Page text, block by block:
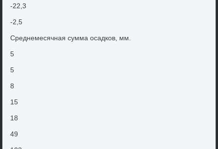
-22,3
-2,5
Среднемесячная сумма осадков, мм.
5
5
8
15
18
49